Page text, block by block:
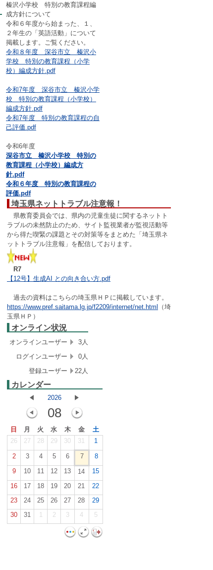
榛沢小学校 特別の教育課程編
成方針について
令和６年度から始まった、１、
２年生の「英語活動」について
掲載します。ご覧ください。
令和８年度 深谷市立 榛沢小
学校 特別の教育課程（小学
校）編成方針.pdf
令和7年度 深谷市立 榛沢小学
校 特別の教育課程（小学校）
編成方針.pdf
令和7年度 特別の教育課程の自
己評価.pdf
令和6年度
深谷市立 榛沢小学校 特別の
教育課程（小学校）編成方
針.pdf
令和６年度 特別の教育課程の
評価.pdf
埼玉県ネットトラブル注意報！
県教育委員会では、県内の児童生徒に関するネットト
ラブルの未然防止のため、サイト監視業者が監視活動等
から得た喫緊の課題とその対策等をまとめた「埼玉県ネ
ットトラブル注意報」を配信しております。
R7
【12号】生成AI との向き合い方.pdf
過去の資料はこちらの埼玉県ＨＰに掲載しています。
https://www.pref.saitama.lg.jp/f2209/internet/net.html
（埼
玉県ＨＰ）
オンライン状況
オンラインユーザー
3人
ログインユーザー
0人
登録ユーザー
22人
カレンダー
2026
08
日 月 火 水 木 金
土
26
27 28 29 30 31 1
2 3 4 5 6 7
8
9
10 11 12 13 14
15
16
17 18 19 20 21
22
23
24 25 26 27 28
29
30
31 1 2 3 4 5